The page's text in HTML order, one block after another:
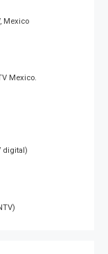
Mexico
Mexico.
digital)